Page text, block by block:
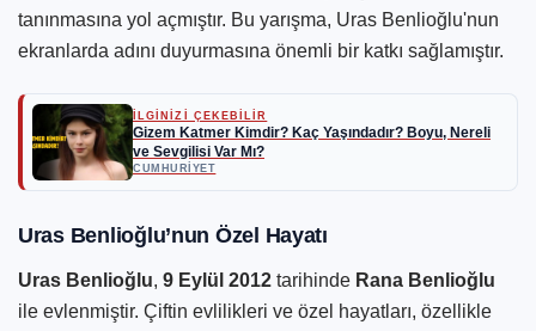
tanınmasına yol açmıştır. Bu yarışma, Uras Benlioğlu'nun
ekranlarda adını duyurmasına önemli bir katkı sağlamıştır.
İLGİNİZİ ÇEKEBİLİR
Gizem Katmer Kimdir? Kaç Yaşındadır? Boyu, Nereli
ve Sevgilisi Var Mı?
CUMHURIYET
Uras Benlioğlu’nun Özel Hayatı
Uras Benlioğlu, 9 Eylül 2012 tarihinde Rana Benlioğlu
ile evlenmiştir. Çiftin evlilikleri ve özel hayatları, özellikle